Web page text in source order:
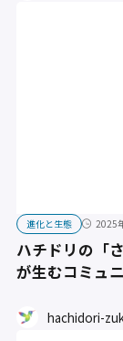
進化と生態 2025
ハチドリの「
が生むコミュ
hachidori-